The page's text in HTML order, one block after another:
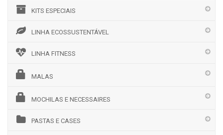
KITS ESPECIAIS
LINHA ECOSSUSTENTÁVEL
LINHA FITNESS
MALAS
MOCHILAS E NECESSAIRES
PASTAS E CASES